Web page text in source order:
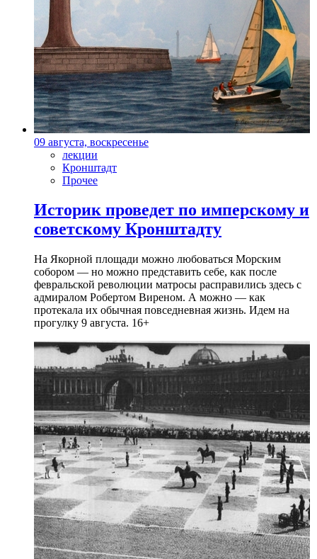
09 августа, воскресенье
лекции
Кронштадт
Прочее
Историк проведет по имперскому и
советскому Кронштадту
На Якорной площади можно любоваться Морским
собором — но можно представить себе, как после
февральской революции матросы расправились здесь с
адмиралом Робертом Виреном. А можно — как
протекала их обычная повседневная жизнь. Идем на
прогулку 9 августа. 16+